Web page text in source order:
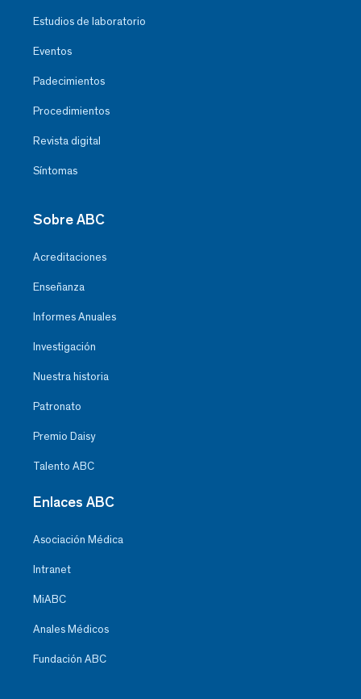
Estudios de laboratorio
Eventos
Padecimientos
Procedimientos
Revista digital
Síntomas
Sobre ABC
Acreditaciones
Enseñanza
Informes Anuales
Investigación
Nuestra historia
Patronato
Premio Daisy
Talento ABC
Enlaces ABC
Asociación Médica
Intranet
MiABC
Anales Médicos
Fundación ABC